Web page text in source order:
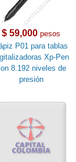
$ 59,000 pesos
P01 para tablas
Xp-Pen
8.192 niveles de
presión